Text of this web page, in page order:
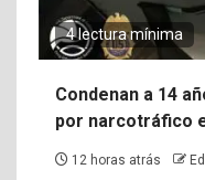
4 lectura mínima
Condenan a 14
por narcotráfico
12 horas atrás